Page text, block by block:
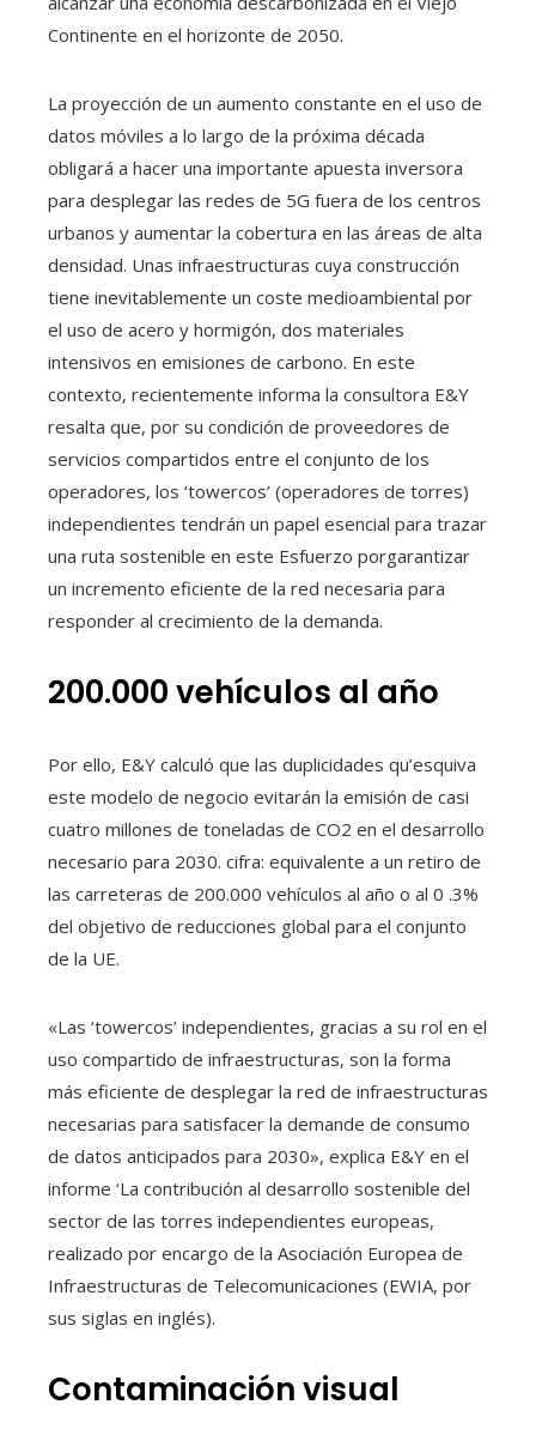
Continente en el horizonte de 2050.
La proyección de un aumento constante en el uso de
datos móviles a lo largo de la próxima década
obligará a hacer una importante apuesta inversora
para desplegar las redes de 5G fuera de los centros
urbanos y aumentar la cobertura en las áreas de alta
densidad. Unas infraestructuras cuya construcción
tiene inevitablemente un coste medioambiental por
el uso de acero y hormigón, dos materiales
intensivos en emisiones de carbono. En este
contexto, recientemente informa la consultora E&Y
resalta que, por su condición de proveedores de
servicios compartidos entre el conjunto de los
operadores, los ‘towercos’ (operadores de torres)
independientes tendrán un papel esencial para trazar
una ruta sostenible en este Esfuerzo porgarantizar
un incremento eficiente de la red necesaria para
responder al crecimiento de la demanda.
200.000 vehículos al año
Por ello, E&Y calculó que las duplicidades qu’esquiva
este modelo de negocio evitarán la emisión de casi
cuatro millones de toneladas de CO2 en el desarrollo
necesario para 2030. cifra: equivalente a un retiro de
las carreteras de 200.000 vehículos al año o al 0 .3%
del objetivo de reducciones global para el conjunto
de la UE.
«Las ‘towercos’ independientes, gracias a su rol en el
uso compartido de infraestructuras, son la forma
más eficiente de desplegar la red de infraestructuras
necesarias para satisfacer la demande de consumo
de datos anticipados para 2030», explica E&Y en el
informe ‘La contribución al desarrollo sostenible del
sector de las torres independientes europeas,
realizado por encargo de la Asociación Europea de
Infraestructuras de Telecomunicaciones (EWIA, por
sus siglas en inglés).
Contaminación visual